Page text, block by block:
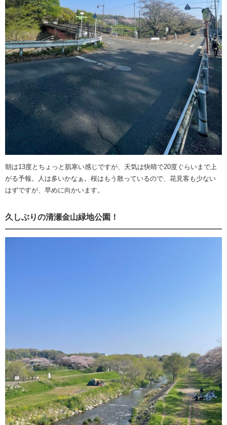
朝は13度とちょっと肌寒い感じですが、天気は快晴で20度ぐらいまで上
がる予報。人は多いかなぁ。桜はもう散っているので、花見客も少ない
はずですが、早めに向かいます。
久しぶりの清瀬金山緑地公園！